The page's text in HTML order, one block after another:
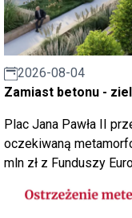
2026-08-04
Zamiast betonu -
Plac Jana Pawła II
oczekiwaną
mln zł z Funduszy